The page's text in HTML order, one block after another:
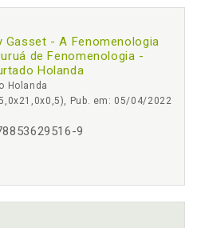
Gasset - A Fenomenologia
de Fenomenologia -
Holanda
Holanda
Pub. em: 05/04/2022
9